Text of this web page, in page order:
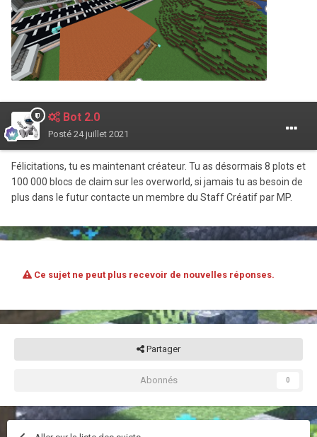
Bot 2.0
Posté 24 juillet 2021
Félicitations, tu es maintenant créateur. Tu as désormais 8 plots et
100 000 blocs de claim sur les overworld, si jamais tu as besoin de
plus dans le futur contacte un membre du Staff Créatif par MP.
Ce sujet ne peut plus recevoir de nouvelles réponses.
Partager
Abonnés 0